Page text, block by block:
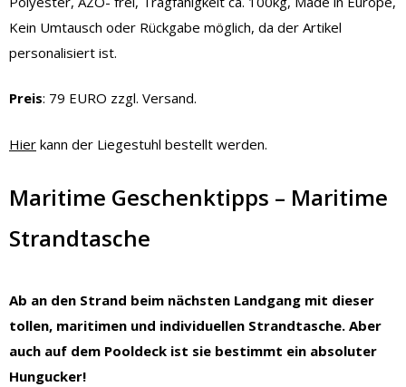
Kein Umtausch oder Rückgabe möglich, da der Artikel
personalisiert ist.
Preis: 79 EURO zzgl. Versand.
Hier kann der Liegestuhl bestellt werden.
Maritime Geschenktipps – Maritime
Strandtasche
Ab an den Strand beim nächsten Landgang mit dieser
tollen, maritimen und individuellen Strandtasche. Aber
auch auf dem Pooldeck ist sie bestimmt ein absoluter
Hungucker!